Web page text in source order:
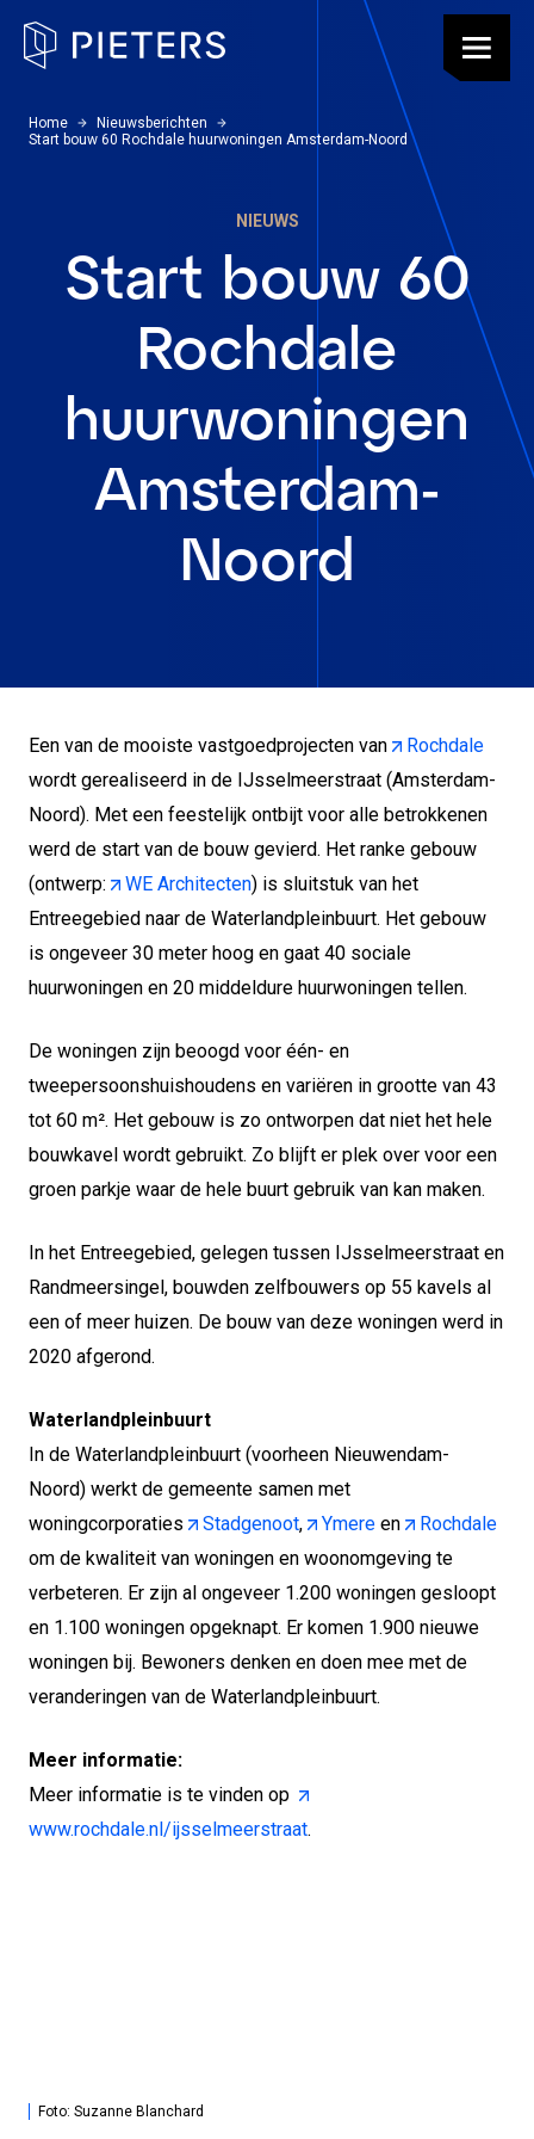
Pieters, terug naar de homepagina
Menu
U bevindt zich hier:
Home
Nieuwsberichten
Start bouw 60 Rochdale huurwoningen Amsterdam-Noord
NIEUWS
Start bouw 60
Rochdale
huurwoningen
Amsterdam-
Noord
Een van de mooiste vastgoedprojecten van
Rochdale
wordt gerealiseerd in de IJsselmeerstraat (Amsterdam-
Noord). Met een feestelijk ontbijt voor alle betrokkenen
werd de start van de bouw gevierd. Het ranke gebouw
(ontwerp:
WE Architecten) is sluitstuk van het
Entreegebied naar de Waterlandpleinbuurt. Het gebouw
is ongeveer 30 meter hoog en gaat 40 sociale
huurwoningen en 20 middeldure huurwoningen tellen.
De woningen zijn beoogd voor één- en
tweepersoonshuishoudens en variëren in grootte van 43
tot 60 m². Het gebouw is zo ontworpen dat niet het hele
bouwkavel wordt gebruikt. Zo blijft er plek over voor een
groen parkje waar de hele buurt gebruik van kan maken.
In het Entreegebied, gelegen tussen IJsselmeerstraat en
Randmeersingel, bouwden zelfbouwers op 55 kavels al
een of meer huizen. De bouw van deze woningen werd in
2020 afgerond.
Waterlandpleinbuurt
In de Waterlandpleinbuurt (voorheen Nieuwendam-
Noord) werkt de gemeente samen met
woningcorporaties
Stadgenoot, Ymere en
Rochdale
om de kwaliteit van woningen en woonomgeving te
verbeteren. Er zijn al ongeveer 1.200 woningen gesloopt
en 1.100 woningen opgeknapt. Er komen 1.900 nieuwe
woningen bij. Bewoners denken en doen mee met de
veranderingen van de Waterlandpleinbuurt.
Meer informatie:
Meer informatie is te vinden op
www.rochdale.nl/ijsselmeerstraat.
Foto: Suzanne Blanchard